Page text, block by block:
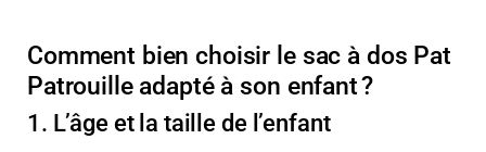
Comment bien choisir le sac à dos Pat
Patrouille adapté à son enfant ?
1. L’âge et la taille de l’enfant